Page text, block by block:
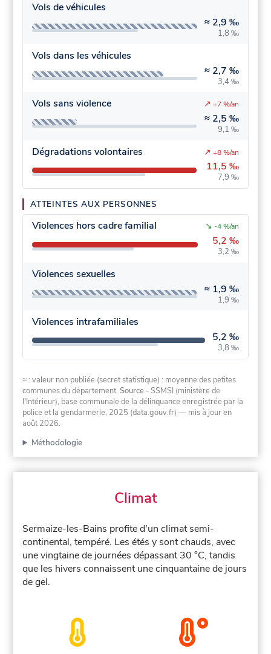
Vols de véhicules
≈ 2,9 ‰
1,8 ‰
Vols dans les véhicules
≈ 2,7 ‰
3,4 ‰
Vols sans violence
≈ 2,5 ‰
9,1 ‰
↗ +7 %/an
Dégradations volontaires
11,5 ‰
7,9 ‰
↗ +8 %/an
ATTEINTES AUX PERSONNES
Violences hors cadre familial
5,2 ‰
3,2 ‰
↘ -4 %/an
Violences sexuelles
≈ 1,9 ‰
1,9 ‰
Violences intrafamiliales
5,2 ‰
3,8 ‰
≈ : valeur non publiée (secret statistique) : moyenne des petites
communes du département.Source - SSMSI (ministère de
l'Intérieur), base communale de la délinquance enregistrée par la
police et la gendarmerie, 2025 (data.gouv.fr) — mis à jour en
août 2026.
Méthodologie
Climat
Sermaize-les-Bains profite d'un climat semi-
continental, tempéré. Les étés y sont chauds, avec
une vingtaine de journées dépassant 30 °C, tandis
que les hivers connaissent une cinquantaine de jours
de gel.